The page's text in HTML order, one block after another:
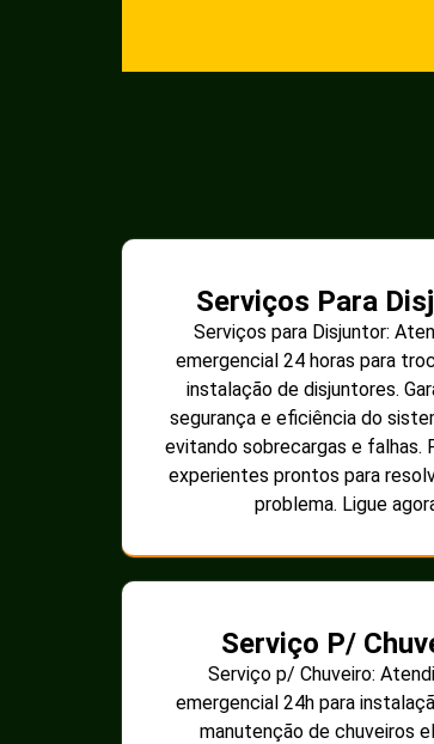
Serviços Para
Serviços para Disjuntor:
emergencial 24 horas para
instalação de disjuntores.
segurança e eficiência do
evitando sobrecargas e falhas.
experientes prontos para
problema. Ligue
Serviço P/
Serviço p/ Chuveiro:
emergencial 24h para
manutenção de chuveiros